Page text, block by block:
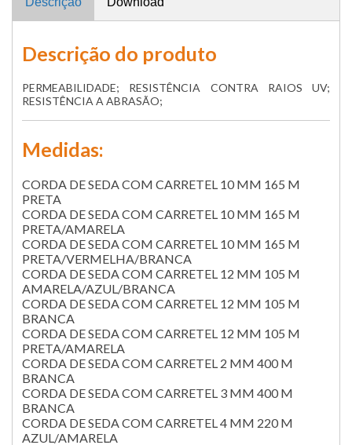
Descrição do produto
PERMEABILIDADE; RESISTÊNCIA CONTRA RAIOS UV;
RESISTÊNCIA A ABRASÃO;
Medidas:
CORDA DE SEDA COM CARRETEL 10 MM 165 M
PRETA
CORDA DE SEDA COM CARRETEL 10 MM 165 M
PRETA/AMARELA
CORDA DE SEDA COM CARRETEL 10 MM 165 M
PRETA/VERMELHA/BRANCA
CORDA DE SEDA COM CARRETEL 12 MM 105 M
AMARELA/AZUL/BRANCA
CORDA DE SEDA COM CARRETEL 12 MM 105 M
BRANCA
CORDA DE SEDA COM CARRETEL 12 MM 105 M
PRETA/AMARELA
CORDA DE SEDA COM CARRETEL 2 MM 400 M
BRANCA
CORDA DE SEDA COM CARRETEL 3 MM 400 M
BRANCA
CORDA DE SEDA COM CARRETEL 4 MM 220 M
AZUL/AMARELA